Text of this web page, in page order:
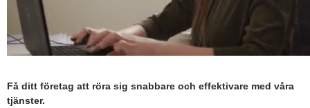
Få ditt företag att röra sig snabbare och effektivare med våra
tjänster.